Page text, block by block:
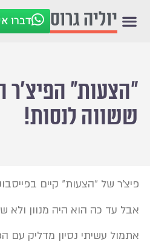
יוליה גרוס דברו
״הצעות״
ששווה לנסות!
פיצ׳ר של ״הצעות״ קיים
אבל עד כה הוא היה מנוון ולא
אתמול עשיתי נסיון מדליק עם